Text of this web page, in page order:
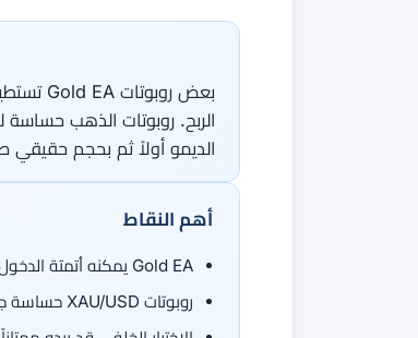
جميع الأدوات
الربح. روبوتات الذهب حساسة
الديمو أولاً ثم بحجم حقيقي
أهم النقاط
Gold EA يمكنه أتمتة الدخول والخروج وقواعد المخاطرة، لكنه لا يضمن الربح
روبوتات XAU/USD حساسة جداً للسبريد والانزلاق والأخبار وتنفيذ الوسيط